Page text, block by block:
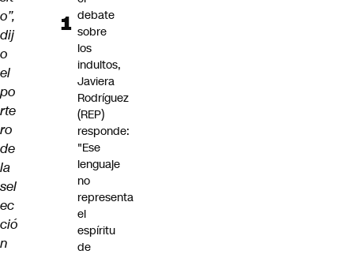
o”,
dij
o
el
po
rte
ro
de
la
sel
ec
ció
n
debate
sobre
los
indultos,
Javiera
Rodríguez
(REP)
responde:
"Ese
lenguaje
no
representa
el
espíritu
de